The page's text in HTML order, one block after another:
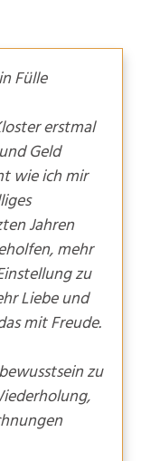
Fülle
erstmal
Geld
wie ich mir
Jahren
mehr
zu
Liebe und
mit Freude.
zu